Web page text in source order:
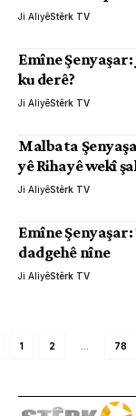
Ji AliyêStêrk TV
Emîne
ku derê?
Ji AliyêStêrk TV
Malbata
yê Rihayê wekî
Ji AliyêStêrk TV
Emîne
dadgehê nîne
Ji AliyêStêrk TV
1 2 78